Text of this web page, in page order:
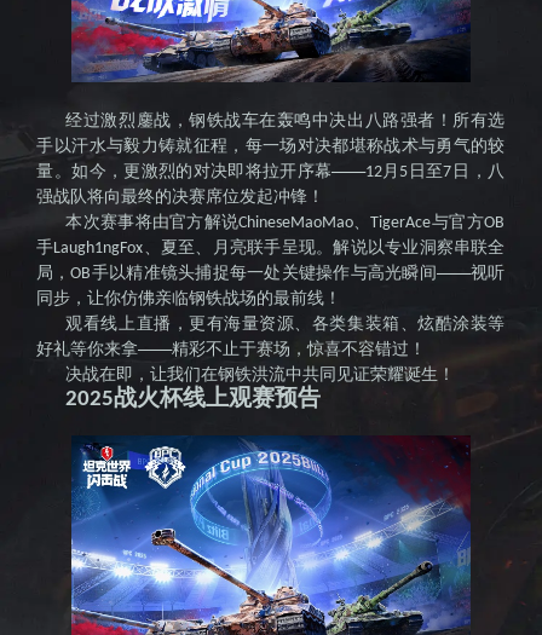
击战》
国服官
网--全球
经过激烈鏖战，钢铁战车在轰鸣中决出八路强者！所有选
手以汗水与毅力铸就征程，每一场对决都堪称战术与勇气的较
量。如今，更激烈的对决即将拉开序幕——12月 5 日至7 日，八
强战队将向最终的决赛席位发起冲锋！
本次赛事将由官方解说ChineseMaoMao、TigerAce与官方OB
手Laugh1ngFox、夏至、月亮联手呈现。解说以专业洞察串联全
局，OB手以精准镜头捕捉每一处关键操作与高光瞬间——视听
同步，让你仿佛亲临钢铁战场的最前线！
观看线上直播，更有海量资源、各类集装箱、炫酷涂装等
好礼等你来拿——精彩不止于赛场，惊喜不容错过！
决战在即，让我们在钢铁洪流中共同见证荣耀诞生！
2025战火杯线上观赛预告